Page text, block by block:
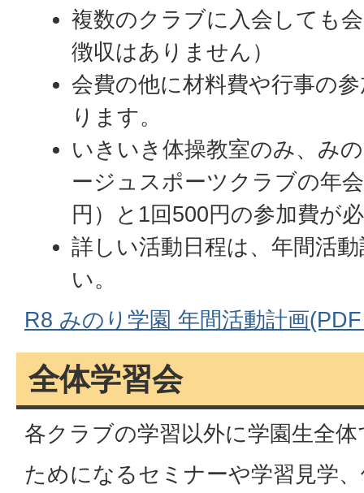
複数のクラブに入会しても
徴収はありません）
会費の他に材料費や行事の
ります。
いきいき体操教室のみ、み
ージュスポーツクラブの年
円）と1回500円の参加費が
詳しい活動日程は、年間活
い。
R8 みのり学園 年間活動計画
全体学習会
各クラブの学習以外に学園生全
ためになるセミナーや学習見学